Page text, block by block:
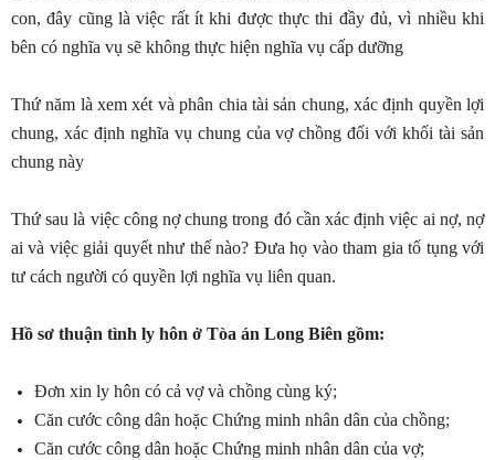
con, đây cũng là việc rất ít khi được thực thi đầy đủ, vì nhiều khi
bên có nghĩa vụ sẽ không thực hiện nghĩa vụ cấp dưỡng
Thứ năm là xem xét và phân chia tài sản chung, xác định quyền lợi
chung, xác định nghĩa vụ chung của vợ chồng đối với khối tài sản
chung này
Thứ sau là việc công nợ chung trong đó cần xác định việc ai nợ, nợ
ai và việc giải quyết như thế nào? Đưa họ vào tham gia tố tụng với
tư cách người có quyền lợi nghĩa vụ liên quan.
Hồ sơ thuận tình ly hôn ở Tòa án Long Biên gồm:
Đơn xin ly hôn có cả vợ và chồng cùng ký;
Căn cước công dân hoặc Chứng minh nhân dân của chồng;
Căn cước công dân hoặc Chứng minh nhân dân của vợ;